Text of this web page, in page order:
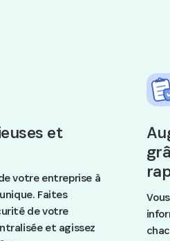
et
votre entreprise à
Faites
de votre
et agissez